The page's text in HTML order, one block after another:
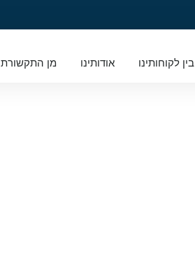
בין לקוחותינו אודותינו מן התקשורת